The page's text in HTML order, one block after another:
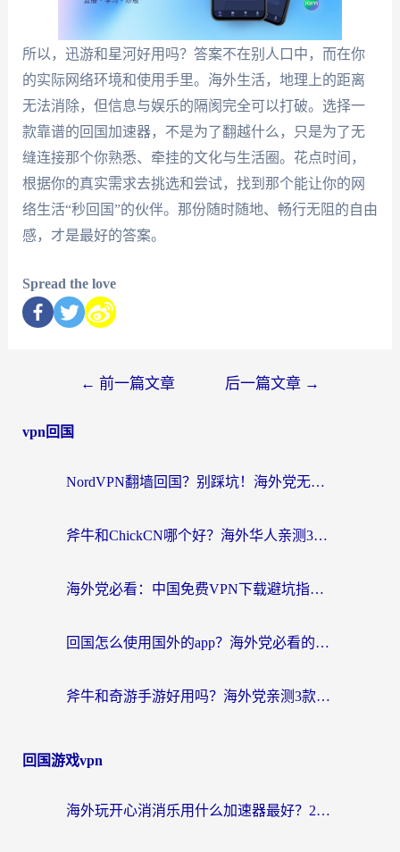
所以，迅游和星河好用吗？答案不在别人口中，而在你
的实际网络环境和使用手里。海外生活，地理上的距离
无法消除，但信息与娱乐的隔阂完全可以打破。选择一
款靠谱的回国加速器，不是为了翻越什么，只是为了无
缝连接那个你熟悉、牵挂的文化与生活圈。花点时间，
根据你的真实需求去挑选和尝试，找到那个能让你的网
络生活“秒回国”的伙伴。那份随时随地、畅行无阻的自由
感，才是最好的答案。
Spread the love
← 前一篇文章 后一篇文章 →
vpn回国
NordVPN翻墙回国？别踩坑！海外党无缝访问国内资源的真实指南
斧牛和ChickCN哪个好？海外华人亲测3款回国加速器+免费试用攻略
海外党必看：中国免费VPN下载避坑指南 + 无缝访问国内资源的终极方案
回国怎么使用国外的app？海外党必看的无缝访问国内资源全攻略
斧牛和奇游手游好用吗？海外党亲测3款回国加速器，选对才能无缝刷国内资源
回国游戏vpn
海外玩开心消消乐用什么加速器最好？2026真实体验指南，告别延迟卡顿